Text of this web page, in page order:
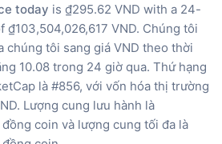
today is ₫295.62 VND with a 24-
VND. Chúng tôi
chúng tôi sang giá VND theo thời
10.08 trong 24 giờ qua. Thứ hạng
là #856, với vốn hóa thị trường
Lượng cung lưu hành là
đồng coin và lượng cung tối đa là